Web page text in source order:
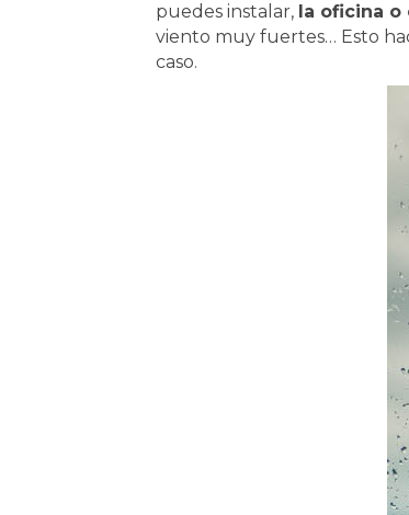
puedes instalar, la oficina o
viento muy fuertes… Esto
caso.